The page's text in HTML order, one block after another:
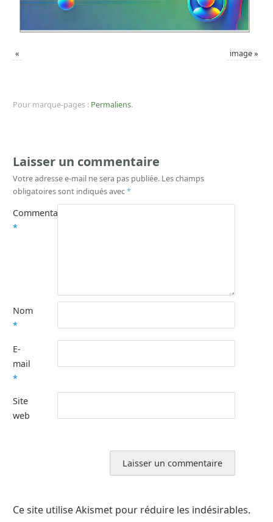
« image»
Pour marque-pages : Permaliens.
Laisser un commentaire
Votre adresse e-mail ne sera pas publiée. Les champs
obligatoires sont indiqués avec*
Commentaire
*
Nom
*
E-
mail
*
Site
web
Ce site utilise Akismet pour réduire les indésirables.